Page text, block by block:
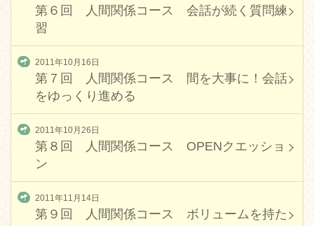
第６回 人間関係コース 会話が続く質問練
習
2011年10月16日
第７回 人間関係コース 間を大事に！会話
をゆっくり進める
2011年10月26日
第８回 人間関係コース OPENクエッショ
ン
2011年11月14日
第９回 人間関係コース ボリュームを持た